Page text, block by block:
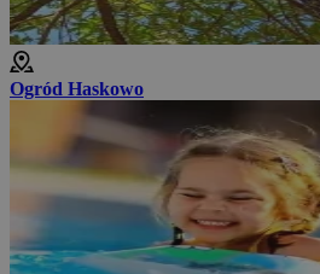
Ogród Haskowo